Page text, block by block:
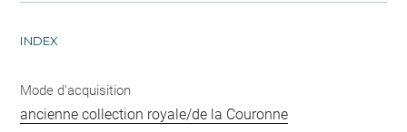
INDEX
Mode d'acquisition
ancienne collection royale/de la Couronne